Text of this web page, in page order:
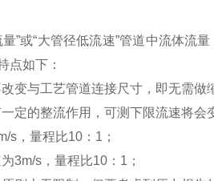
”或“大管径低流速”管道中流体流
点如下：
变与工艺管道连接尺寸，即无需做
定的整流作用，可测下限流速将会
s，量程比10：1；
3m/s，量程比10：1；